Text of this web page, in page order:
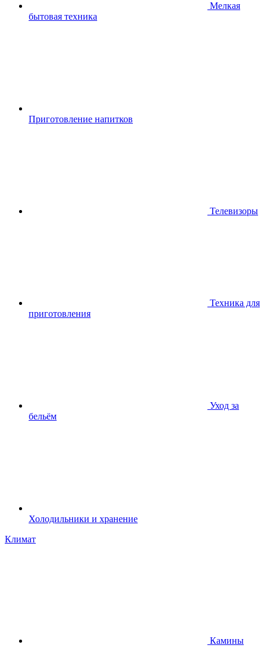
Мелкая
бытовая техника
Приготовление напитков
Телевизоры
Техника для
приготовления
Уход за
бельём
Холодильники и хранение
Климат
Камины